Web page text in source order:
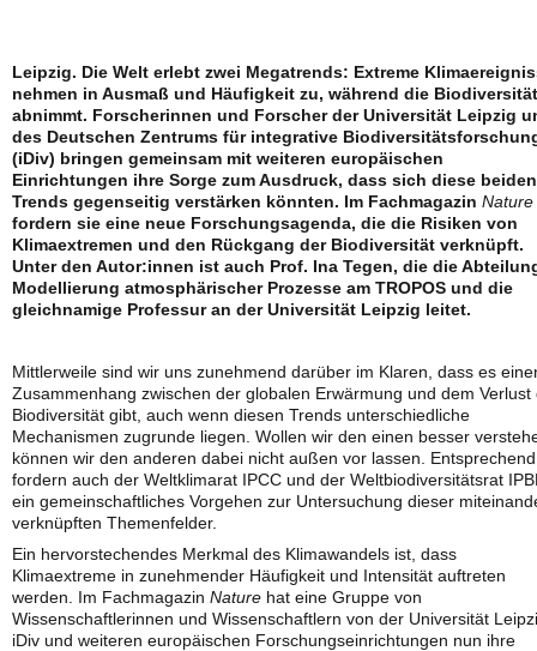
Leipzig. Die Welt erlebt zwei Megatrends: Extreme
nehmen in Ausmaß und Häufigkeit zu, während die Biodiversität
abnimmt. Forscherinnen und Forscher der Universität Leipzig
des Deutschen Zentrums für integrative
(iDiv) bringen gemeinsam mit weiteren europäischen
Einrichtungen ihre Sorge zum Ausdruck, dass sich diese beiden
Trends gegenseitig verstärken könnten. Im Fachmagazin Nature
fordern sie eine neue Forschungsagenda, die die Risiken von
Klimaextremen und den Rückgang der Biodiversität verknüpft.
Unter den Autor:innen ist auch Prof. Ina Tegen, die die
Modellierung atmosphärischer Prozesse am TROPOS und die
gleichnamige Professur an der Universität Leipzig leitet.
Mittlerweile sind wir uns zunehmend darüber im Klaren, dass es
Zusammenhang zwischen der globalen Erwärmung und dem Verlust
Biodiversität gibt, auch wenn diesen Trends unterschiedliche
Mechanismen zugrunde liegen. Wollen wir den einen besser
können wir den anderen dabei nicht außen vor lassen. Entsprechend
fordern auch der Weltklimarat IPCC und der Weltbiodiversitätsrat
ein gemeinschaftliches Vorgehen zur Untersuchung dieser
verknüpften Themenfelder.
Ein hervorstechendes Merkmal des Klimawandels ist, dass
Klimaextreme in zunehmender Häufigkeit und Intensität auftreten
werden. Im Fachmagazin Nature hat eine Gruppe von
Wissenschaftlerinnen und Wissenschaftlern von der Universität
iDiv und weiteren europäischen Forschungseinrichtungen nun ihre